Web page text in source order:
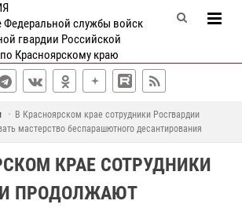
Федеральной службы войск
гвардии Российской
Красноярскому краю
В Красноярском крае сотрудники Росгвардии
мастерство беспарашютного десантирования
КРАЕ СОТРУДНИКИ
ПРОДОЛЖАЮТ